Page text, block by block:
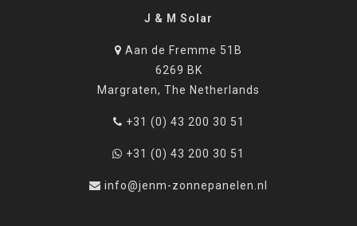
J & M Solar
Aan de Fremme 51B
6269 BK
Margraten, The Netherlands
+31 (0) 43 200 30 51
+31 (0) 43 200 30 51
info@jenm-zonnepanelen.nl